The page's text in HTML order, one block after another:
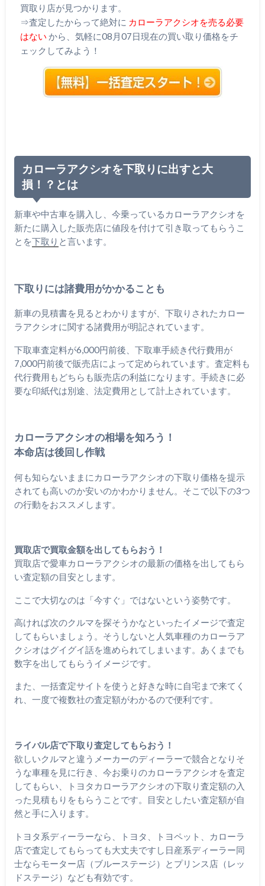
買取り店が見つかります。
⇒査定したからって絶対に カローラアクシオを売る必要
はない から、気軽に08月07日現在の買い取り価格をチ
ェックしてみよう！
カローラアクシオを下取りに出すと大
損！？とは
新車や中古車を購入し、今乗っているカローラアクシオを
新たに購入した販売店に値段を付けて引き取ってもらうこ
とを下取り と言います。
下取りには諸費用がかかることも
新車の見積書を見るとわかりますが、下取りされたカロー
ラアクシオに関する諸費用が明記されています。
下取車査定料が6,000円前後、下取車手続き代行費用が
7,000円前後で販売店によって定められています。査定料も
代行費用もどちらも販売店の利益になります。手続きに必
要な印紙代は別途、法定費用として計上されています。
カローラアクシオの相場を知ろう！
本命店は後回し作戦
何も知らないままにカローラアクシオの下取り価格を提示
されても高いのか安いのかわかりません。そこで以下の3つ
の行動をおススメします。
買取店で買取金額を出してもらおう！
買取店で愛車カローラアクシオの最新の価格を出してもら
い査定額の目安とします。
ここで大切なのは「今すぐ」ではないという姿勢です。
高ければ次のクルマを探そうかなといったイメージで査定
してもらいましょう。そうしないと人気車種のカローラア
クシオはグイグイ話を進められてしまいます。あくまでも
数字を出してもらうイメージです。
また、一括査定サイトを使うと好きな時に自宅まで来てく
れ、一度で複数社の査定額がわかるので便利です。
ライバル店で下取り査定してもらおう！
欲しいクルマと違うメーカーのディーラーで競合となりそ
うな車種を見に行き、今お乗りのカローラアクシオを査定
してもらい、トヨタカローラアクシオの下取り査定額の入
った見積もりをもらうことです。目安としたい査定額が自
然と手に入ります。
トヨタ系ディーラーなら、トヨタ、トヨペット、カローラ
店で査定してもらっても大丈夫ですし日産系ディーラー同
士ならモーター店（ブルーステージ）とプリンス店（レッ
ドステージ）なども有効です。